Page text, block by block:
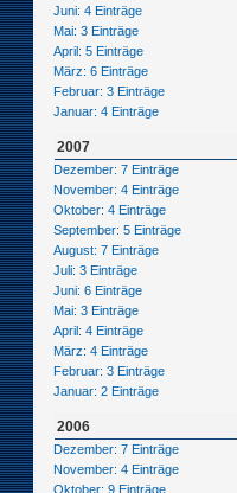
Juni: 4 Einträge
Mai: 3 Einträge
April: 5 Einträge
März: 6 Einträge
Februar: 3 Einträge
Januar: 4 Einträge
2007
Dezember: 7 Einträge
November: 4 Einträge
Oktober: 4 Einträge
September: 5 Einträge
August: 7 Einträge
Juli: 3 Einträge
Juni: 6 Einträge
Mai: 3 Einträge
April: 4 Einträge
März: 4 Einträge
Februar: 3 Einträge
Januar: 2 Einträge
2006
Dezember: 7 Einträge
November: 4 Einträge
Oktober: 9 Einträge